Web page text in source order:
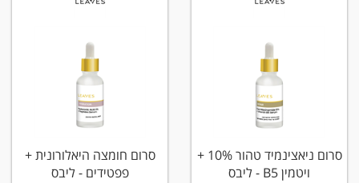
סרום ניאצינמיד טהור 10% +
ויטמין B5 - ליבס
סרום חומצה היאלורונית +
פפטידים - ליבס